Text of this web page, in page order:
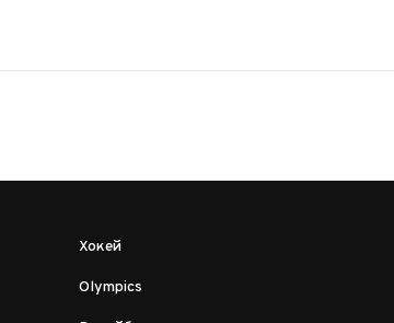
Хокей
Olympics